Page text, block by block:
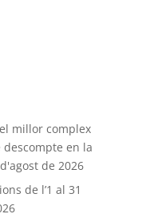
millor complex
en la
de 2026
de l’1 al 31